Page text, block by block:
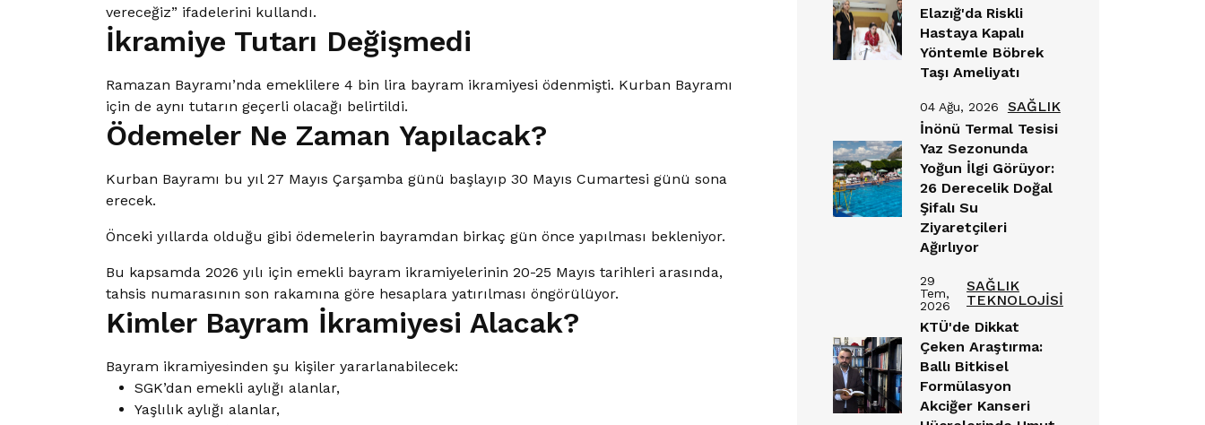
vereceğiz” ifadelerini kullandı.
İkramiye Tutarı Değişmedi
Ramazan Bayramı’nda emeklilere 4 bin lira bayram ikramiyesi ödenmişti. Kurban Bayramı
için de aynı tutarın geçerli olacağı belirtildi.
Ödemeler Ne Zaman Yapılacak?
Kurban Bayramı bu yıl 27 Mayıs Çarşamba günü başlayıp 30 Mayıs Cumartesi günü sona
erecek.
Önceki yıllarda olduğu gibi ödemelerin bayramdan birkaç gün önce yapılması bekleniyor.
Bu kapsamda 2026 yılı için emekli bayram ikramiyelerinin 20-25 Mayıs tarihleri arasında,
tahsis numarasının son rakamına göre hesaplara yatırılması öngörülüyor.
Kimler Bayram İkramiyesi Alacak?
Bayram ikramiyesinden şu kişiler yararlanabilecek:
SGK’dan emekli aylığı alanlar,
Yaşlılık aylığı alanlar,
Elazığ'da Riskli
Hastaya Kapalı
Yöntemle Böbrek
Taşı Ameliyatı
04 Ağu, 2026
SAĞLIK
İnönü Termal Tesisi
Yaz Sezonunda
Yoğun İlgi Görüyor:
26 Derecelik Doğal
Şifalı Su
Ziyaretçileri
Ağırlıyor
29
Tem,
2026
SAĞLIK
TEKNOLOJİSİ
KTÜ'de Dikkat
Çeken Araştırma:
Ballı Bitkisel
Formülasyon
Akciğer Kanseri